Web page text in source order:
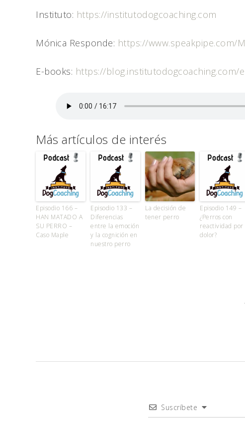
Instituto: https://institutodogcoaching.com
Mónica Responde: https://www.speakpipe.com/
E-books: https://blog.institutodogcoaching.com/
Más artículos de interés
Episodio 166 –
HAN MATADO A
SU PERRO –
Caso Maple
Episodio 133 –
Diferencias
entre la emoción
y la cognición en
nuestro perro
La decisión de
tener perro
Episodio 149 –
¿Perros con
reactividad por
dolor?
Suscríbete